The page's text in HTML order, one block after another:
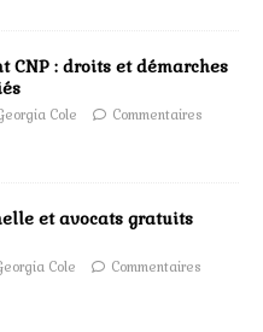
CNP : droits et démarches
Cole
Commentaires
et avocats gratuits
Cole
Commentaires